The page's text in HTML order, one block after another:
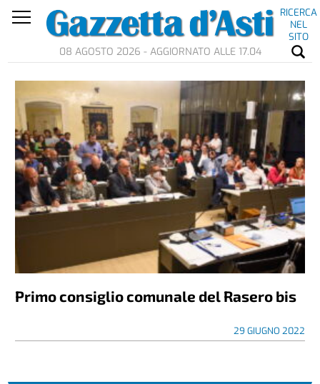
RICERCA
NEL
SITO
08 AGOSTO 2026 - AGGIORNATO ALLE 17.04
Primo consiglio comunale del Rasero bis
29 GIUGNO 2022